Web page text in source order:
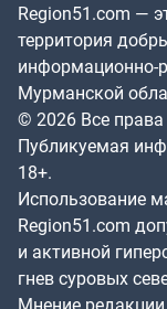
Region51.com —
территория
информационно-
Мурманской
© 2026 Все
Публикуемая
18+.
Использование
Region51.com
и активной
гнев суровых